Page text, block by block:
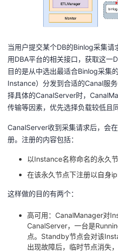
当用户提交某个DB的Binlog采集
用DBA平台的相关接口，获取这一
目的是从中选出最适合Binlog采集
Instance）分发到合适的Canal服
择具体的CanalServer时，
传输等因素，优先选择负载较低且
CanalServer收到采集请求后，会
册。注册的内容包括：
以Instance名称命名的永久节
在该永久节点下注册以自身
这样做的目的有两个：
高可用：CanalManager对
CanalServer，一台是
点。Standby节点会对该
出现故障后，临时节点消失